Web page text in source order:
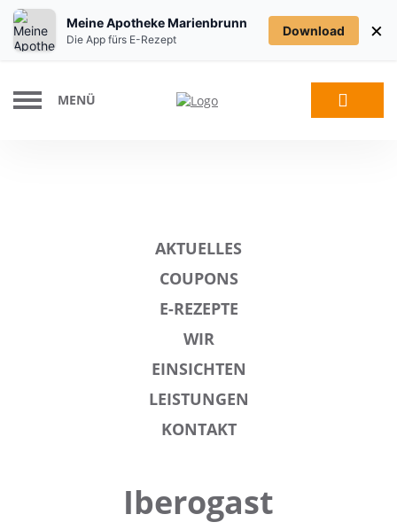
MENÜ
AKTUELLES
COUPONS
E-REZEPTE
WIR
EINSICHTEN
LEISTUNGEN
KONTAKT
Iberogast
Meine Apotheke Marienbrunn
Die App fürs E-Rezept
Download ×